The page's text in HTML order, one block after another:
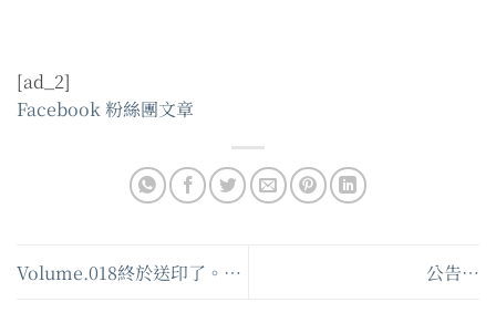
[ad_2]
Facebook 粉絲團文章
Volume.018終於送印了。… 公告…